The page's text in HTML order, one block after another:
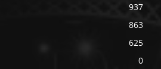
937
863
625
0